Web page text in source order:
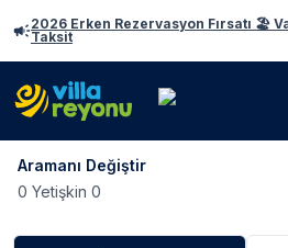
2026 Erken Rezervasyon Fırsatı 🏖️
Taksit
Aramanı Değiştir
0 Yetişkin 0